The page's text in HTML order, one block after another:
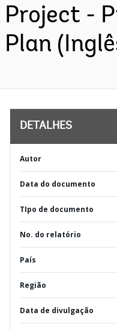
Project -
Plan
DETALHES
Autor
Data do documento
TIpo de documento
No. do relatório
País
Região
Data de divulgação